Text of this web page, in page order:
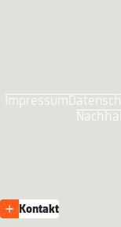
Impressum
Kontakt